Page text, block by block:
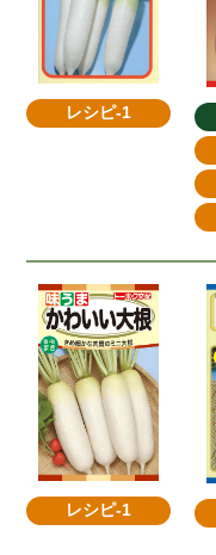
レシピ-1
レシピ-1